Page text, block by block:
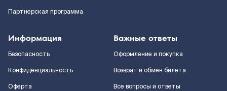
Партнерская программа
Информация
Безопасность
Конфиденциальность
Оферта
Важные ответы
Оформление и покупка
Возврат и обмен билета
Все вопросы и ответы